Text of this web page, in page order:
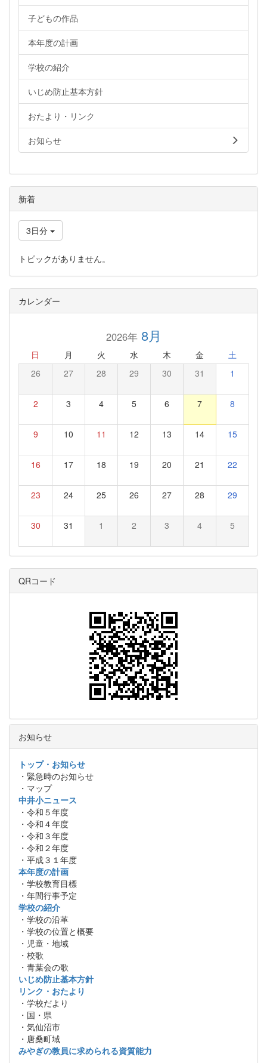
子どもの作品
本年度の計画
学校の紹介
いじめ防止基本方針
おたより・リンク
お知らせ
新着
3日分
トピックがありません。
カレンダー
2026年8月
日 月 火 水 木 金 土
26 27 28 29 30 31 1
2 3 4 5 6 7 8
9 10 11 12 13 14 15
16 17 18 19 20 21 22
23 24 25 26 27 28 29
30 31 1 2 3 4 5
QRコード
お知らせ
トップ・お知らせ
・緊急時のお知らせ
・マップ
中井小ニュース
・令和５年度
・令和４年度
・令和３年度
・令和２年度
・平成３１年度
本年度の計画
・学校教育目標
・年間行事予定
学校の紹介
・学校の沿革
・学校の位置と概要
・児童・地域
・校歌
・青葉会の歌
いじめ防止基本方針
リンク・おたより
・学校だより
・国・県
・気仙沼市
・唐桑町域
みやぎの教員に求められる資質能力